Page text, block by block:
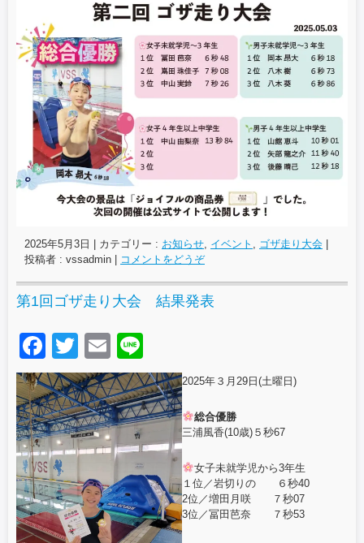
2025年5月3日 カテゴリー : お知らせ, イベント , ゴザ走り大会
投稿者 : vssadmin
コメントをどうぞ
第1回ゴザ走り大会 結果発表
F
a
c
e
b
o
o
k
T
wi
tt
er
E
m
ail
n
e
2025年３月29日(土曜日)
総合優勝
三浦風香(10歳)５秒67
女子未就学児から3年生
１位／岩切りの ６秒40
2位／増田月咲 ７秒07
3位／冨田芭奈 ７秒53